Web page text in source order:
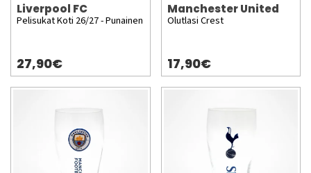
Liverpool FC
Pelisukat Koti 26/27 - Punainen
27,90€
Manchester United
Olutlasi Crest
17,90€